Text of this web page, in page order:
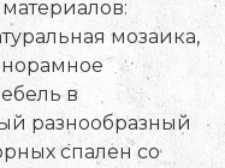
мозаика,
в
разнообразный
спален со